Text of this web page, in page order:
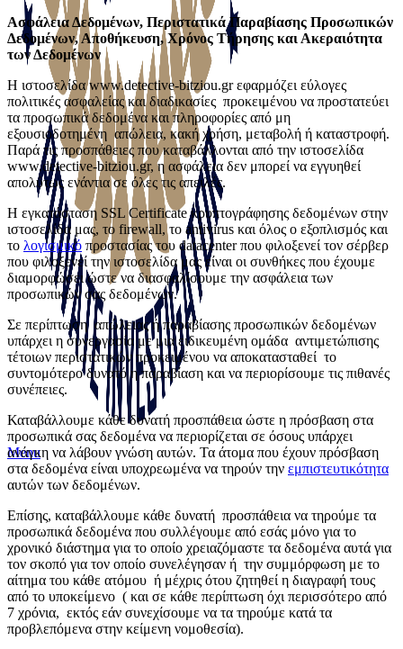
Menu
Ασφάλεια Δεδομένων, Περιστατικά Παραβίασης Προσωπικών
Δεδομένων, Αποθήκευση, Χρόνος Τήρησης και Ακεραιότητα
των Δεδομένων
Η ιστοσελίδα www.detective-bitziou.gr εφαρμόζει εύλογες
πολιτικές ασφαλείας και διαδικασίες προκειμένου να προστατεύει
τα προσωπικά δεδομένα και πληροφορίες από μη
εξουσιοδοτημένη απώλεια, κακή χρήση, μεταβολή ή καταστροφή.
Παρά τις προσπάθειες που καταβάλλονται από την ιστοσελίδα
www.detective-bitziou.gr, η ασφάλεια δεν μπορεί να εγγυηθεί
απολύτως ενάντια σε όλες τις απειλές.
Η εγκατάσταση SSL Certificate κρυπτογράφησης δεδομένων στην
ιστοσελίδα μας, τo firewall, το antivirus και όλος ο εξοπλισμός και
το λογισμικό προστασίας του datacenter που φιλοξενεί τον σέρβερ
που φιλοξενεί την ιστοσελίδα μας είναι οι συνθήκες που έχουμε
διαμορφώσει ώστε να διασφαλίσουμε την ασφάλεια των
προσωπικών σας δεδομένων.
Σε περίπτωση απώλειας ή παραβίασης προσωπικών δεδομένων
υπάρχει η συνεργασία με μια ειδικευμένη ομάδα αντιμετώπισης
τέτοιων περιστατικών προκειμένου να αποκατασταθεί το
συντομότερο δυνατό η παραβίαση και να περιορίσουμε τις πιθανές
συνέπειες.
Καταβάλλουμε κάθε δυνατή προσπάθεια ώστε η πρόσβαση στα
προσωπικά σας δεδομένα να περιορίζεται σε όσους υπάρχει
ανάγκη να λάβουν γνώση αυτών. Τα άτομα που έχουν πρόσβαση
στα δεδομένα είναι υποχρεωμένα να τηρούν την εμπιστευτικότητα
αυτών των δεδομένων.
Επίσης, καταβάλλουμε κάθε δυνατή προσπάθεια να τηρούμε τα
προσωπικά δεδομένα που συλλέγουμε από εσάς μόνο για το
χρονικό διάστημα για το οποίο χρειαζόμαστε τα δεδομένα αυτά για
τον σκοπό για τον οποίο συνελέγησαν ή την συμμόρφωση με το
αίτημα του κάθε ατόμου ή μέχρις ότου ζητηθεί η διαγραφή τους
από το υποκείμενο ( και σε κάθε περίπτωση όχι περισσότερο από
7 χρόνια, εκτός εάν συνεχίσουμε να τα τηρούμε κατά τα
προβλεπόμενα στην κείμενη νομοθεσία).